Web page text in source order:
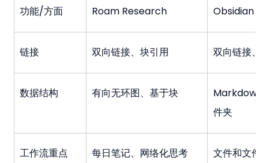
功能/方面 Roam Research Obsidian
链接 双向链接、块引用 双向链接、
数据结构 有向无环图、基于块
Markdown
件夹
工作流重点 每日笔记、网络化思考 文件和文件